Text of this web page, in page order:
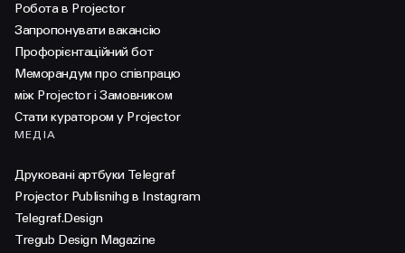
Робота в Projector
Запропонувати вакансію
Профорієнтаційний бот
Меморандум про співпрацю
між Projector і Замовником
Стати куратором у Projector
МЕДІА
Друковані артбуки Telegraf
Projector Publisnihg в Instagram
Telegraf.Design
Tregub Design Magazine